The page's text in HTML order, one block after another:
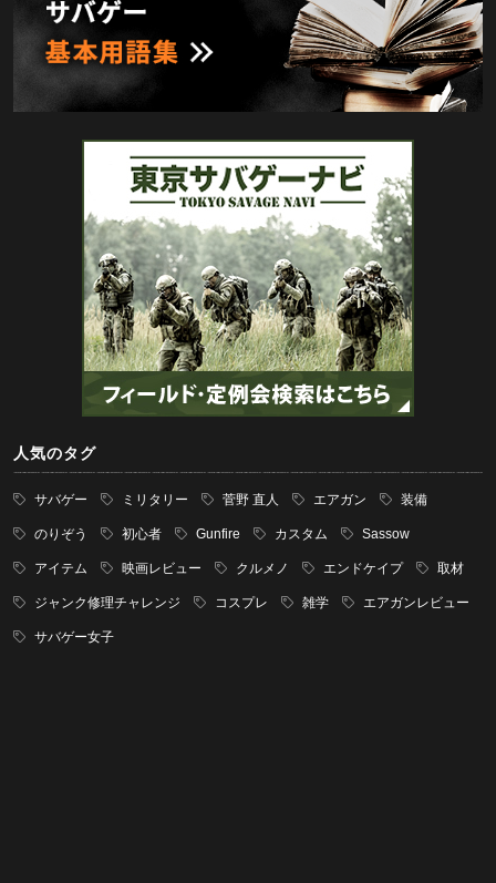
人気のタグ
サバゲー ミリタリー 菅野 直人 エアガン 装備
のりぞう 初心者 Gunfire カスタム Sassow
アイテム 映画レビュー クルメノ エンドケイプ 取材
ジャンク修理チャレンジ コスプレ 雑学 エアガンレビュー
サバゲー女子